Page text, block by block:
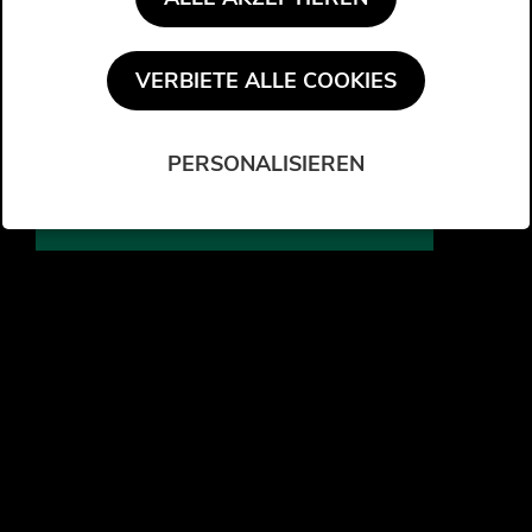
IHR EXKLUSIVER ZUGANG ZUR A@W VIENNA!
Sichern Sie sich Ihren Besucherausweis für die
ARCHITECT@WORK VIENNA 2026 am 16. und 17. September,
lassen Sie sich inspirieren und entdecken Sie die zahlreichen
VERBIETE ALLE COOKIES
PERSONALISIEREN